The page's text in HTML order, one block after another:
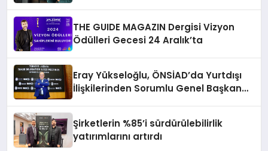
THE GUIDE MAGAZIN Dergisi Vizyon
Ödülleri Gecesi 24 Aralık’ta
Eray Yükseloğlu, ÖNSİAD’da Yurtdışı
İlişkilerinden Sorumlu Genel Başkan
Şirketlerin %85’i sürdürülebilirlik
yatırımlarını artırdı